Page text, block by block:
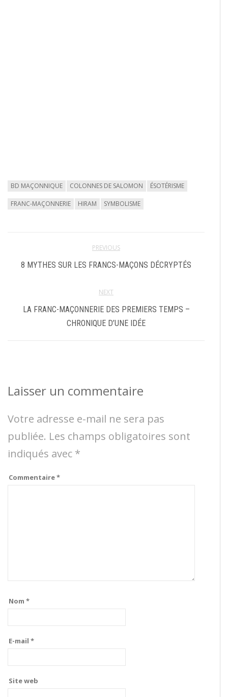
BD MAÇONNIQUE COLONNES DE SALOMON ÉSOTÉRISME
FRANC-MAÇONNERIE HIRAM SYMBOLISME
PREVIOUS
8 MYTHES SUR LES FRANCS-MAÇONS DÉCRYPTÉS
NEXT
LA FRANC-MAÇONNERIE DES PREMIERS TEMPS –
CHRONIQUE D’UNE IDÉE
Laisser un commentaire
Votre adresse e-mail ne sera pas
publiée. Les champs obligatoires sont
indiqués avec *
Commentaire*
Nom *
E-mail *
Site web